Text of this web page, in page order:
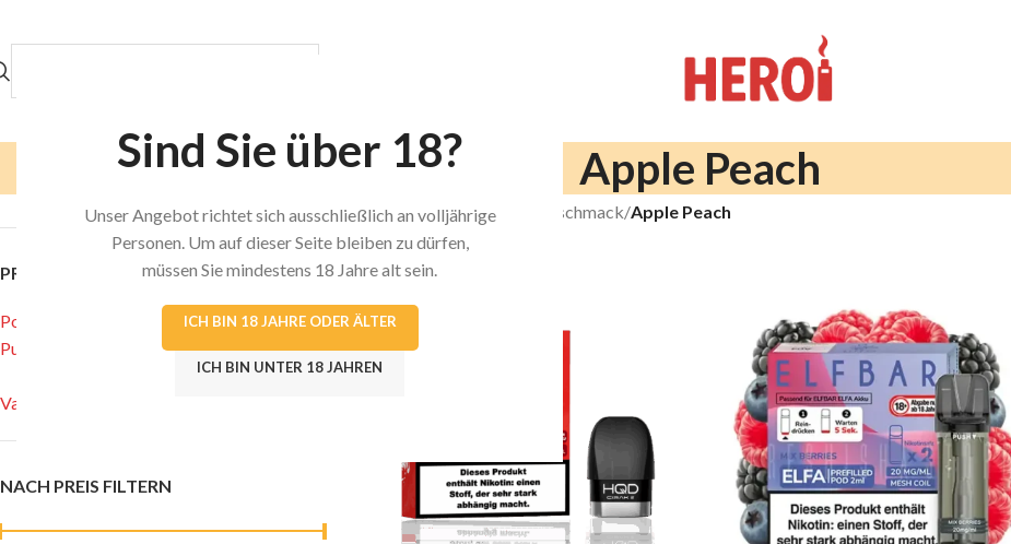
Sind Sie über 18?
Unser Angebot richtet sich ausschließlich an volljährige
Personen. Um auf dieser Seite bleiben zu dürfen,
müssen Sie mindestens 18 Jahre alt sein.
ICH BIN 18 JAHRE ODER ÄLTER
ICH BIN UNTER 18 JAHREN
Apple Peach
PRODUKT KATEGORIEN
Pods
Putzen und Reinigen
Vapes
NACH PREIS FILTERN
Start /Produkt E-Liquid-Geschmack/Apple Peach